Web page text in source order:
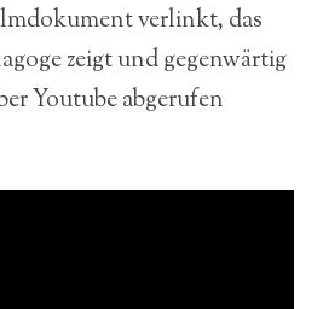
verlinkt, das
zeigt und gegenwärtig
Youtube abgerufen